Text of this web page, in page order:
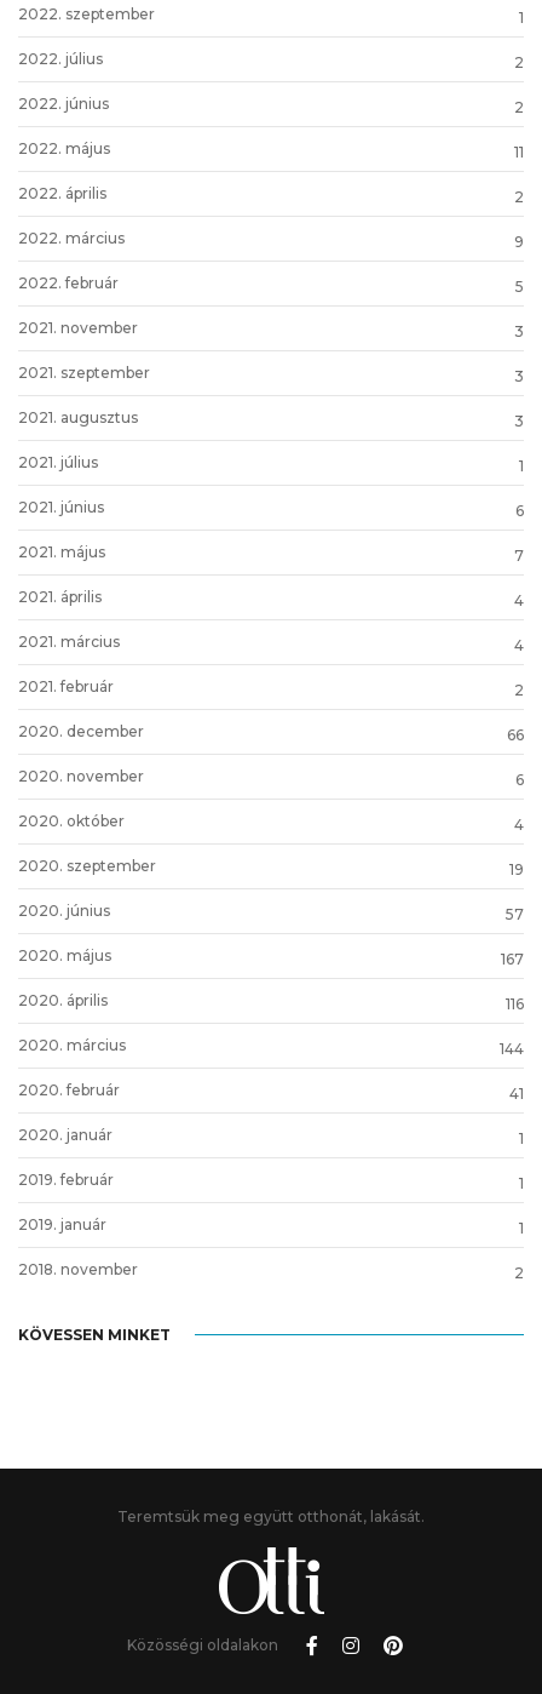
2022. szeptember 1
2022. július 2
2022. június 2
2022. május 11
2022. április 2
2022. március 9
2022. február 5
2021. november 3
2021. szeptember 3
2021. augusztus 3
2021. július 1
2021. június 6
2021. május 7
2021. április 4
2021. március 4
2021. február 2
2020. december 66
2020. november 6
2020. október 4
2020. szeptember 19
2020. június 57
2020. május 167
2020. április 116
2020. március 144
2020. február 41
2020. január 1
2019. február 1
2019. január 1
2018. november 2
KÖVESSEN MINKET
Teremtsük meg együtt otthonát, lakását.
Közösségi oldalakon